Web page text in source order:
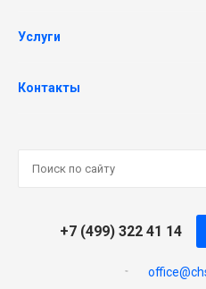
Услуги
Контакты
+7 (499) 322 41 14